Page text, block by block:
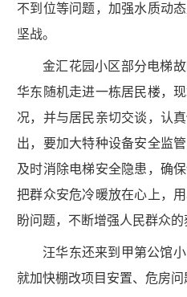
不到位等问题，加强水质动
坚战。
金汇花园小区部分电梯
华东随机走进一栋居民楼，
况，并与居民亲切交谈，认
出，要加大特种设备安全监
及时消除电梯安全隐患，确
把群众安危冷暖放在心上，
盼问题，不断增强人民群众的
汪华东还来到甲第公馆
就加快棚改项目安置、危房问